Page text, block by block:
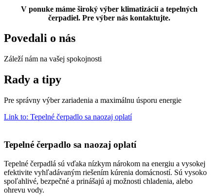
V ponuke máme široký výber klimatizácií a tepelných
čerpadiel. Pre výber nás kontaktujte.
Povedali o nás
Záleží nám na vašej spokojnosti
Rady a tipy
Pre správny výber zariadenia a maximálnu úsporu energie
Link to: Tepelné čerpadlo sa naozaj oplatí
Tepelné čerpadlo sa naozaj oplatí
Tepelné čerpadlá sú vďaka nízkym nárokom na energiu a vysokej
efektivite vyhľadávaným riešením kúrenia domácností. Sú vysoko
spoľahlivé, bezpečné a prinášajú aj možnosti chladenia, alebo
ohrevu vody.